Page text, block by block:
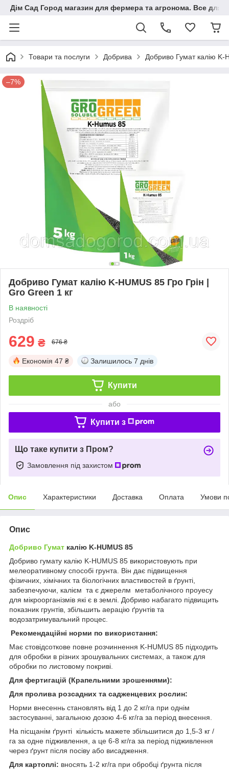
Дім Сад Город магазин для фермера та агронома. Все для
Товари та послуги Добрива Добриво Гумат калію K-
–7%
Добриво Гумат калію K-HUMUS 85 Гро Грін |
Gro Green 1 кг
В наявності
Роздріб
629 ₴ 676 ₴
Економія 47 ₴ Залишилось 7 днів
Купити
або
Купити з
Що таке купити з Пром?
Замовлення під захистом
Опис Характеристики Доставка Оплата Умови
Опис
Добриво Гумат калію K-HUMUS 85
Добриво гумату калію K-HUMUS 85 використовують при
мелеоративному способі грунта. Він дає підвищення
фізичних, хімічних та біологічних властивостей в ґрунті,
забезпечуючи, калієм та є джерелм метаболічного проуесу
для мікроорганізмів які є в землі. Добриво набагато підвищить
показник грунтів, збільшить аерацію ґрунтів та
водозатримувальний процес.
Рекомендаційні норми по використання:
Має стовідсоткове повне розчиннення K-HUMUS 85 підходить
для обробки в різних зрошувальних системах, а також для
обробки по листовому покриві.
Для фертигацій (Крапельними зрошеннями):
Для пролива розсадних та садженцевих рослин:
Норми внесеннь становлять від 1 до 2 кг/га при однім
застосуванні, загальною дозою 4-6 кг/га за період внесення.
На пісщанім ґрунті кількість мажете збільшитися до 1,5-3 кг /
га за одне підживлення, а це 6-8 кг/га за період підживлення
через ґрунт після посіву або висадження.
Для картоплі: вносять 1-2 кг/га при обробці ґрунта після